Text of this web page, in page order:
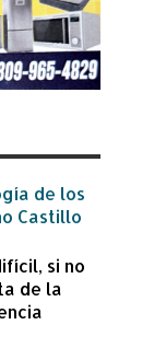
de los
Castillo
si no
de la